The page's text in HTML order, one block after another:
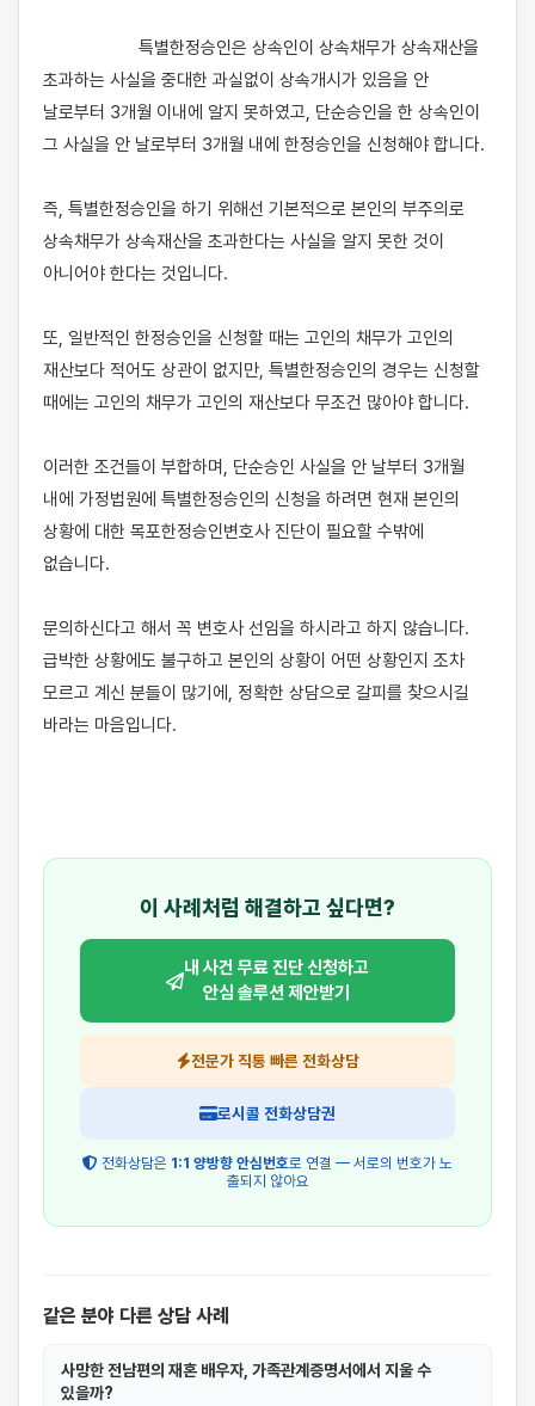
초과하는 사실을 중대한 과실없이 상속개시가 있음을 안
날로부터 3개월 이내에 알지 못하였고, 단순승인을 한 상속인이
그 사실을 안 날로부터 3개월 내에 한정승인을 신청해야 합니다.
즉, 특별한정승인을 하기 위해선 기본적으로 본인의 부주의로
상속채무가 상속재산을 초과한다는 사실을 알지 못한 것이
아니어야 한다는 것입니다.
또, 일반적인 한정승인을 신청할 때는 고인의 채무가 고인의
재산보다 적어도 상관이 없지만, 특별한정승인의 경우는 신청할
때에는 고인의 채무가 고인의 재산보다 무조건 많아야 합니다.
이러한 조건들이 부합하며, 단순승인 사실을 안 날부터 3개월
내에 가정법원에 특별한정승인의 신청을 하려면 현재 본인의
상황에 대한 목포한정승인변호사 진단이 필요할 수밖에
없습니다.
문의하신다고 해서 꼭 변호사 선임을 하시라고 하지 않습니다.
급박한 상황에도 불구하고 본인의 상황이 어떤 상황인지 조차
모르고 계신 분들이 많기에, 정확한 상담으로 갈피를 찾으시길
바라는 마음입니다.
이 사례처럼 해결하고 싶다면?
내 사건 무료 진단 신청하고
안심 솔루션 제안받기
전문가 직통 빠른 전화상담
로시콜 전화상담권
전화상담은 1:1 양방향 안심번호로 연결 — 서로의 번호가 노
출되지 않아요
같은 분야 다른 상담 사례
사망한 전남편의 재혼 배우자, 가족관계증명서에서 지울 수
있을까?